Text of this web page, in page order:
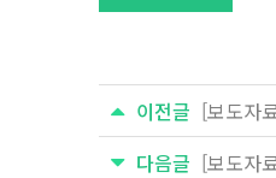
이전글 [보도자
다음글 [보도자